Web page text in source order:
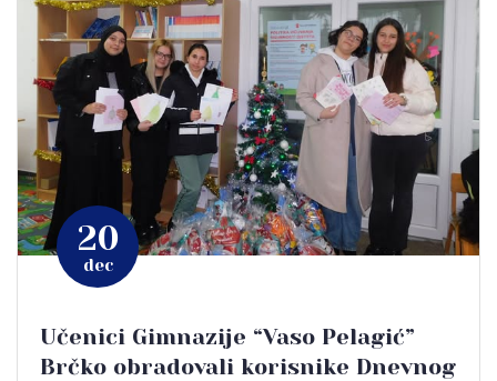
20
dec
Učenici Gimnazije “Vaso Pelagić”
Brčko obradovali korisnike Dnevnog